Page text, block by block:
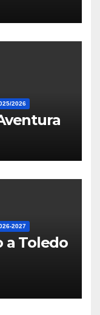
2026
2027
a Toledo